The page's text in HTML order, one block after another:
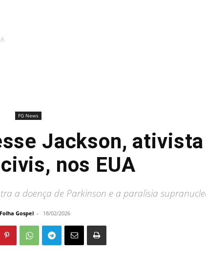
FG News
Jackson,
nos EUA
a doença de Parkinson e a paralisia
Folha Gospel - 18/02/2026